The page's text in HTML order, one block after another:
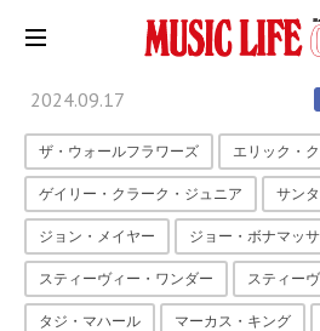
2024.09.17
ザ・ウォールフラワーズ エリック・
ゲイリー・クラーク・ジュニア サン
ジョン・メイヤー ジョー・ボナマッサ
スティーヴィー・ワンダー スティー
タジ・マハール マーカス・キング